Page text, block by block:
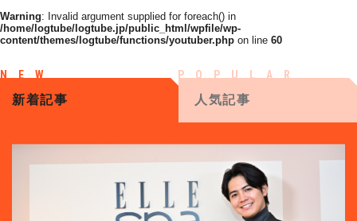
Warning: Invalid argument supplied for foreach() in
/home/logtube/logtube.jp/public_html/wpfile/wp-
content/themes/logtube/functions/youtuber.php on line 60
新着記事 人気記事